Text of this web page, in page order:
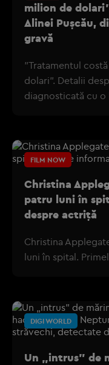
milion de
Alinei Pușcău,
gravă
"Tratamentul
dolari". Detalii
diagnosticată cu o
FILM NOW
Christina
patru luni în
despre actriță
Christina
luni în spital.
DIGI WORLD
Un „intrus” de